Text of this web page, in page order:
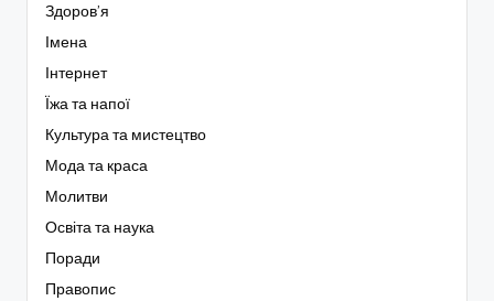
Здоров’я
Імена
Інтернет
Їжа та напої
Культура та мистецтво
Мода та краса
Молитви
Освіта та наука
Поради
Правопис